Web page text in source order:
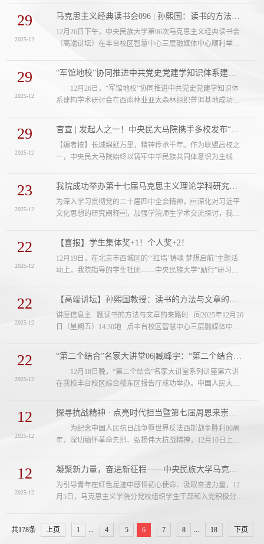
成果的重要载体。未来，我院将继续以《“两个结合”研究》
为依托，携手全校师生共同打造有深度、有特色、有温度的
马克思主义理论研究的学术交流阵地。《“两个结合”研究》
第三期 本期设有【教学探索】、【理论研究】、【政策
29
2025-12
马克思主义经典读书会096 | 孙熙国：读书的方法与文章的来路
12月26日下午，中央民族大学第96次马克思主义经典读书会
（高端讲坛）在丰台校区智慧中心三层融媒体中心顺利举
色社会主义思想研究院常务副院长、中国文化发展研究中心
主任孙熙国应邀围绕“读书的方法与文章的来路”进行了精彩
的学术分享。本期读书会（高端讲坛）由我院思想政治教育
系主任岳凤兰副教授主持、副院长宫玉涛教授担任评议人，
29
2025-12
“军馆地校”协同推进中共党史党建学知识体系建构学术研讨会成功举办
12月26日，“军馆地校”协同推进中共党史党建学知识体
系建构学术研讨会在西南林业亚太森林组织普洱基地成功举
西南林业大学马克思主义学院、北京林业大学马克思主义学
院、中央民族大学马克思主义学院、北京师范大学中共党史
党建研究院等单位共同承办。来自全国多所高校和科研机
构、多家学术期刊和纪念馆博物馆、自然保护地等领域的专
29
2025-12
官宣 | 发起人之一！中央民大马院携手多校发布“长城上的思政课”高校联盟倡议书
【编者按】长城绵延万里，精神传承千年。作为联盟高校之
一，中央民大马院始终以铸牢中华民族共同体意识为主线，
长城精神与育人使命相融的生动实践。我院将持续深挖长城
文化中“铸牢中华民族共同体意识”的文化基因，以文化人、
以史育人，让思政课在守遗创新中滋养各族青年成长。“长城
上的思政课” 高校联盟致全国高校倡议书长城是中华民族的
23
2025-12
我院成功举办第十七届马克思主义理论学科研究生学术研讨会
为深入学习贯彻党的二十届四中全会精神，深化对习近平
文化思想的研究阐释，加强学院师生学术交流探讨，我院
的‘十五五’发展”为主题的第十七届马克思主义理论学科研究
生学术研讨会。我院全体研究生导师出席本次研讨会。在开
幕式上，副院长宫玉涛教授指出，学院研究生研讨会已连
续举办十七届，见证了学院与学科的发展历程，本届研讨会
22
2025-12
【喜报】学生集体奖+1！个人奖+2！
12月19日，在北京市西城区的“‘红墙’铸魂 梦想启航”主题活
动上，我院指导的学生社团——中央民族大学“励行”研习社
文明实践理论宣讲活动“优秀宣讲团”，宣讲团成员、我院
2025级博士研究生翟成鹏和2024级硕士研究生泽仁朗佳获评
“优秀宣讲员”。由中共北京市委宣传部、首都精神文明建设
委员会办公室主办的北京市新时代文明实践系列活动自启动
22
2025-12
【高端讲坛】孙熙国教授：读书的方法与文章的来路
讲座信息主 题读书的方法与文章的来路时 间2025年12月26
日（星期五）14:30地 点丰台校区智慧中心三层融媒体中心
中国特色社会主义思想研究院常务副院长北京大学中国文化
发展研究中心主任主持人岳凤兰中央民族大学马克思主义学
院思想政治教育系主任与谈人宫玉涛中央民族大学马克思主
义学院副院长主讲人简介孙熙国，北京大学博雅特聘教授，
22
2025-12
“第二个结合”名家大讲堂06|臧峰宇：“第二个结合”与中华民族的旧邦新命
12月18日晚，“第二个结合”名家大讲堂系列讲座第六讲
在我校丰台校区综合楼东区报告厅成功举办。中国人民大学
政治哲学研究专业委员会会长臧峰宇教授围绕“‘第二个结
合’与中华民族的旧邦新命”进行了精彩讲授。我校党委副书
记、副校长，习近平文化思想研究中心中央民族大学协同研
究基地执行主任王雄军研究员主持讲座，并为臧峰宇教授颁
12
2025-12
探寻抗战精神 · 点亮时代担当暨第七届周恩来崇高品质传承人研学团开启研学之旅
为纪念中国人民抗日战争暨世界反法西斯战争胜利80周
年，深切缅怀革命先烈、弘扬伟大抗战精神，12月10日上
传承人研学团”主题研学活动开班仪式在淮安周恩来纪念馆举
行。 本次活动由周恩来纪念地管理局和中央民族大学共
同主办，周恩来纪念馆和中央民族大学马克思主义学院共同
承办。周恩来纪念地管理局党委书记、局长，周恩来纪念馆
12
2025-12
凝聚新力量，奋进新征程——中央民族大学马克思主义学院分党校开展学生干部培训暨...
为引导青年在红色足迹中感悟初心使命、汲取奋进力量，12
月5日，马克思主义学院分党校组织学生干部和入党积极分子
院党政办公室主任谢飞、团委书记李剑章、教学办乔永强参
共178条 上页 1 4 5 6 7 8 18 下页